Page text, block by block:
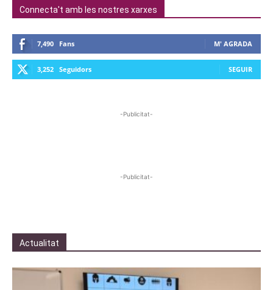
Connecta't amb les nostres xarxes
7,490 Fans M' AGRADA
3,252 Seguidors SEGUIR
-Publicitat-
-Publicitat-
Actualitat